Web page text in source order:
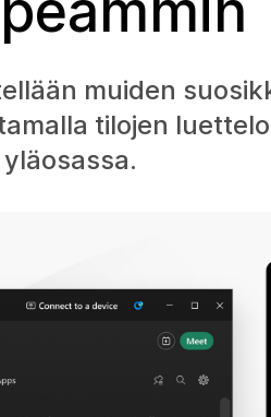
muiden
tilojen